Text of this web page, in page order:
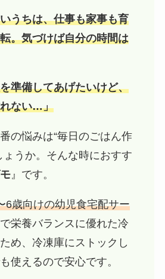
うちは、仕事も家事も育
。気づけば自分の時間は
準備してあげたいけど、
ない…」
の悩みは“毎日のごはん作
ょうか。そんな時におすす
』です。
6歳向けの幼児食宅配サー
栄養バランスに優れた冷
め、冷凍庫にストックし
使えるので安心です。